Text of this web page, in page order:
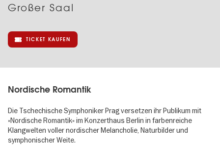
Großer Saal
TICKET KAUFEN
Nordische Romantik
Die Tschechische Symphoniker Prag versetzen ihr Publikum mit
»Nordische Romantik« im Konzerthaus Berlin in farbenreiche
Klangwelten voller nordischer Melancholie, Naturbilder und
symphonischer Weite.